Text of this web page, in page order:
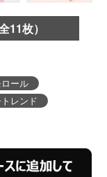
11枚）
ール
レンド